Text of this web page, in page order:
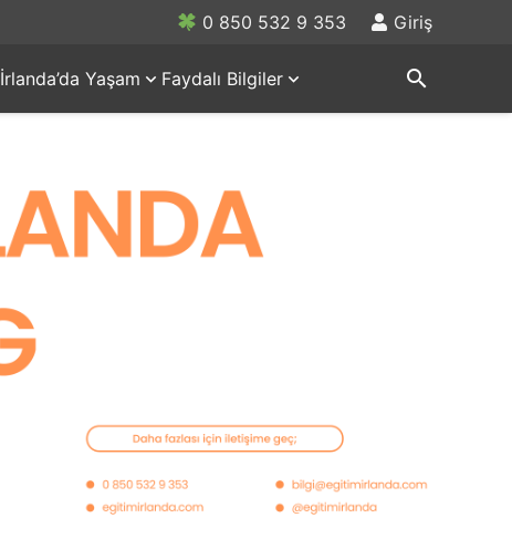
0 850 532 9 353 Giriş
İrlanda’da Yaşam Faydalı Bilgiler search